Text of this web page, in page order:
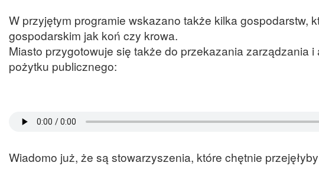
W przyjętym programie wskazano także kilka gospodarstw,
gospodarskim jak koń czy krowa.
Miasto przygotowuje się także do przekazania zarządzania
pożytku publicznego:
Wiadomo już, że są stowarzyszenia, które chętnie